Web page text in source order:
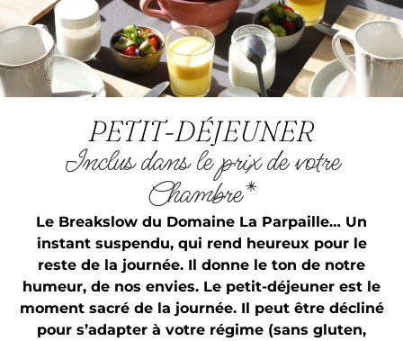
PETIT-DÉJEUNER
Inclus dans le prix de votre
Chambre*
Le Breakslow du Domaine La Parpaille… Un
instant suspendu, qui rend heureux pour le
reste de la journée. Il donne le ton de notre
humeur, de nos envies. Le petit-déjeuner est le
moment sacré de la journée. Il peut être décliné
pour s’adapter à votre régime (sans gluten,